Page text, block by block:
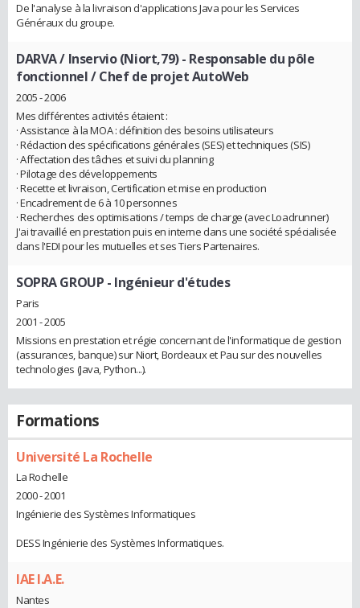
De l'analyse à la livraison d'applications Java pour les Services
Généraux du groupe.
DARVA / Inservio (Niort,79)- Responsable du pôle
fonctionnel / Chef de projet AutoWeb
2005 - 2006
Mes différentes activités étaient :
· Assistance à la MOA : définition des besoins utilisateurs
· Rédaction des spécifications générales (SES) et techniques (SIS)
· Affectation des tâches et suivi du planning
· Pilotage des développements
· Recette et livraison, Certification et mise en production
· Encadrement de 6 à 10 personnes
· Recherches des optimisations / temps de charge (avec Loadrunner)
J'ai travaillé en prestation puis en interne dans une société spécialisée
dans l'EDI pour les mutuelles et ses Tiers Partenaires.
SOPRA GROUP - Ingénieur d'études
Paris
2001 - 2005
Missions en prestation et régie concernant de l'informatique de gestion
(assurances, banque) sur Niort, Bordeaux et Pau sur des nouvelles
technologies (Java, Python...).
Formations
Université La Rochelle
La Rochelle
2000 - 2001
Ingénierie des Systèmes Informatiques
DESS Ingénierie des Systèmes Informatiques.
IAE I.A.E.
Nantes